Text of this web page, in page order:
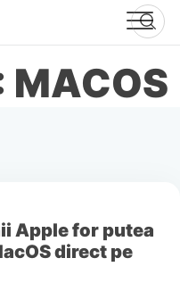
MACOS
Apple for putea
direct pe